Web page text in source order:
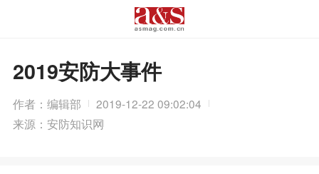
2019安防大事件
作者：编辑部
2019-12-22 09:02:04
来源：安防知识网